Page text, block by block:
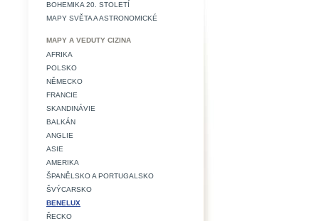
BOHEMIKA 20. STOLETÍ
MAPY SVĚTA A ASTRONOMICKÉ
MAPY A VEDUTY CIZINA
AFRIKA
POLSKO
NĚMECKO
FRANCIE
SKANDINÁVIE
BALKÁN
ANGLIE
ASIE
AMERIKA
ŠPANĚLSKO A PORTUGALSKO
ŠVÝCARSKO
BENELUX
ŘECKO